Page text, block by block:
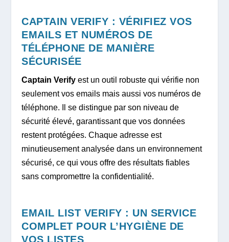
CAPTAIN VERIFY : VÉRIFIEZ VOS
EMAILS ET NUMÉROS DE
TÉLÉPHONE DE MANIÈRE
SÉCURISÉE
Captain Verify est un outil robuste qui vérifie non
seulement vos emails mais aussi vos numéros de
téléphone. Il se distingue par son niveau de
sécurité élevé, garantissant que vos données
restent protégées. Chaque adresse est
minutieusement analysée dans un environnement
sécurisé, ce qui vous offre des résultats fiables
sans compromettre la confidentialité.
EMAIL LIST VERIFY : UN SERVICE
COMPLET POUR L’HYGIÈNE DE
VOS LISTES